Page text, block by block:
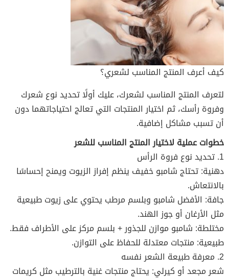
كيف أعرف المنتج المناسب لشعري؟
لتعرف المنتج المناسب لشعرك، عليك أولًا تحديد نوع شعرك
وفروة رأسك، ثم اختيار المنتجات التي تعالج احتياجاتهما دون
أن تسبب مشاكل إضافية.
خطوات عملية لاختيار المنتج المناسب للشعر
1. تحديد نوع فروة الرأس
دهنية: تحتاج شامبو خفيف ينظم إفراز الزيوت ويمنح إحساسًا
بالانتعاش.
جافة: الأفضل شامبو وبلسم مرطب يحتوي على زيوت طبيعية
مثل الأرغان أو جوز الهند.
مختلطة: شامبو موازن للجذور + بلسم مركز على الأطراف فقط.
طبيعية: منتجات معتدلة للحفاظ على التوازن.
2. معرفة طبيعة الشعر نفسه
شعر مجعد أو كيرلي: يحتاج منتجات غنية بالترطيب مثل كريمات